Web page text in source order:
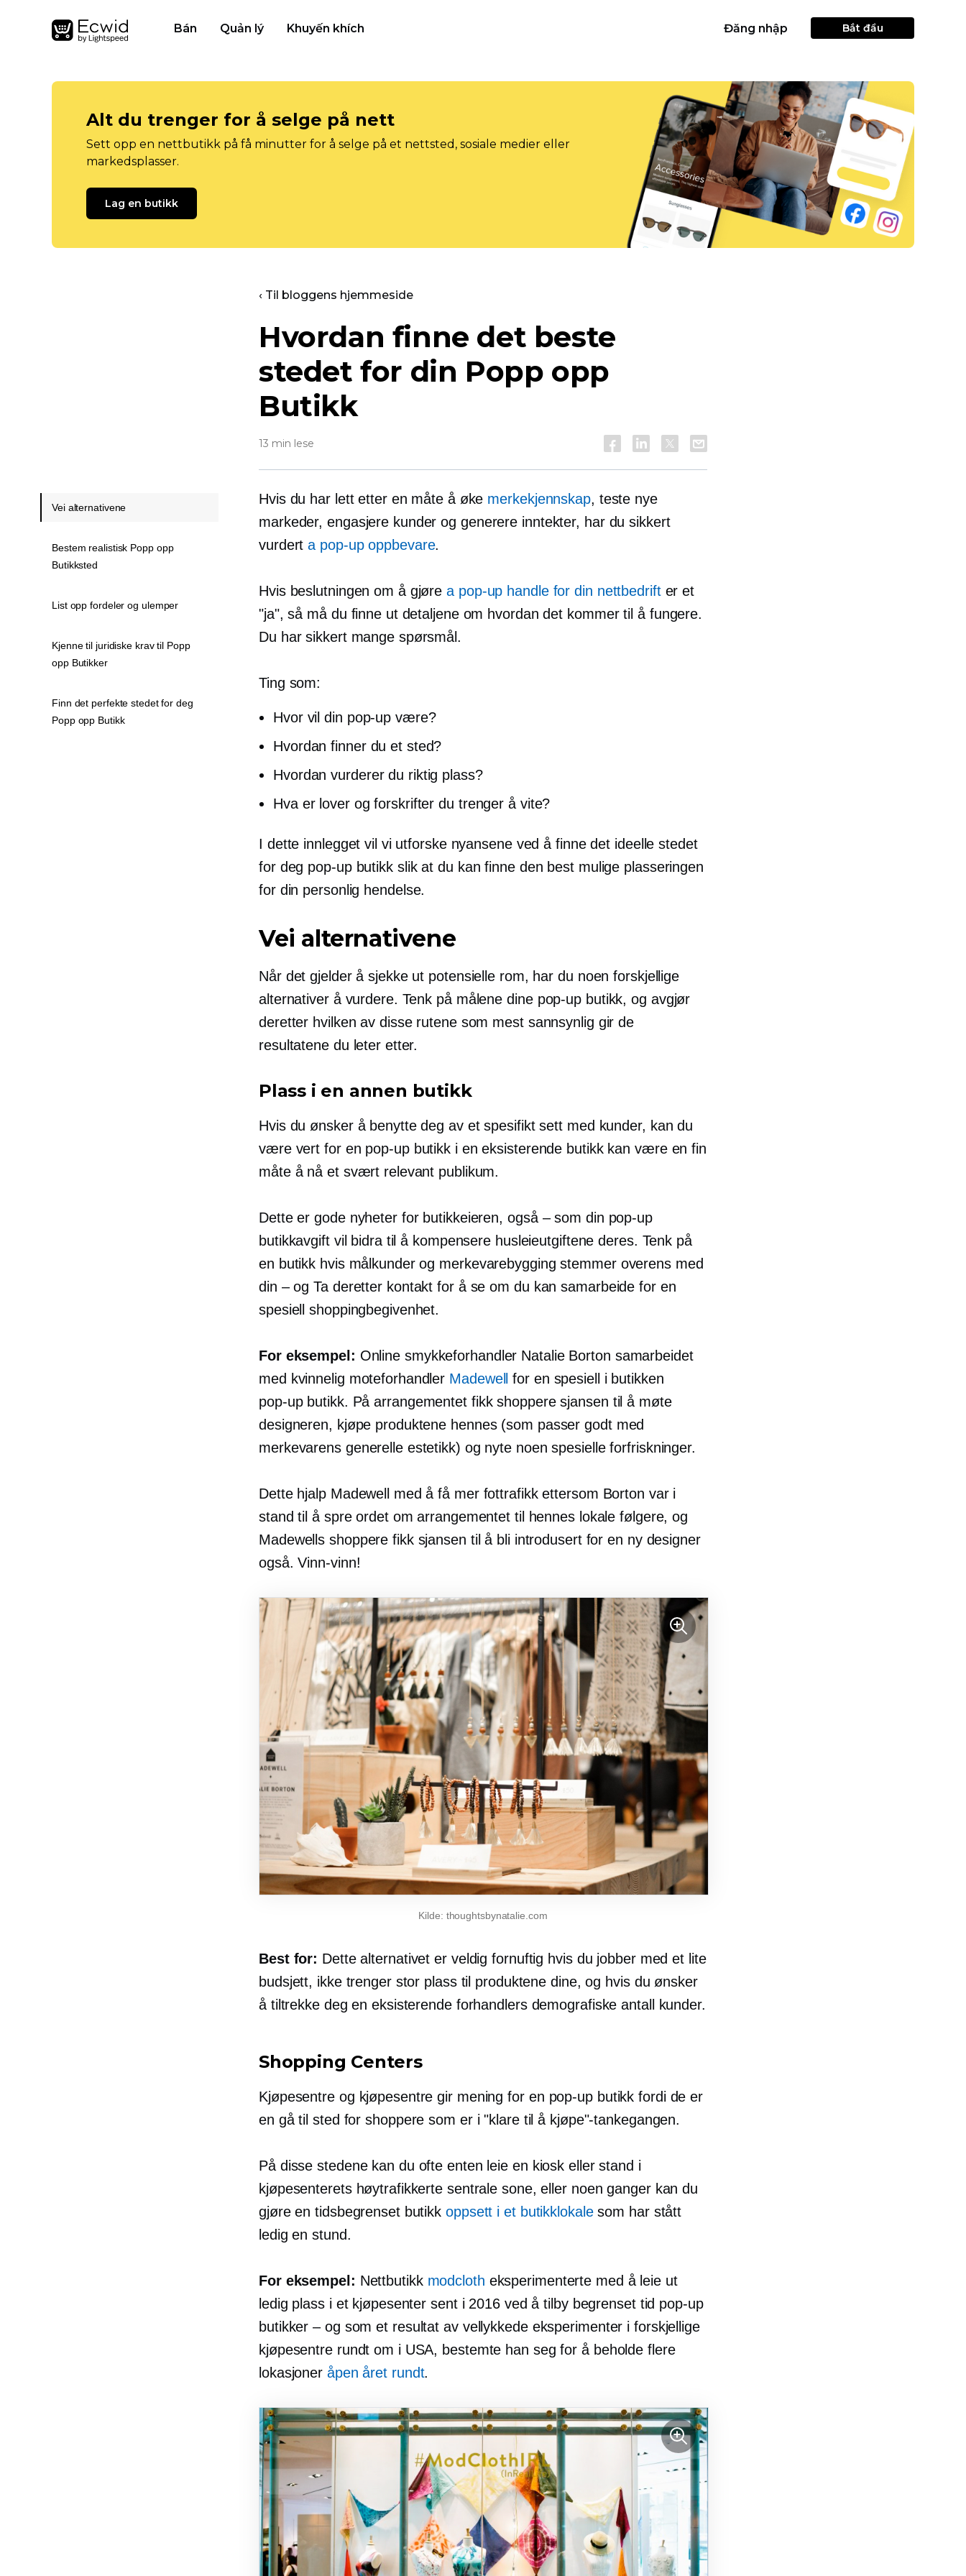
Bán Quản lý Khuyến khích Đăng nhập Bắt đầu
Alt du trenger for å selge på nett
Sett opp en nettbutikk på få minutter for å selge på et nettsted, sosiale medier eller
markedsplasser.
Lag en butikk
‹ Til bloggens hjemmeside
Hvordan finne det beste
stedet for din Popp opp
Butikk
13 min lese
Hvis du har lett etter en måte å øke merkekjennskap, teste nye
markeder, engasjere kunder og generere inntekter, har du sikkert
vurderta pop-upoppbevare.
Hvis beslutningen om å gjørea pop-up handle for din nettbedrifter et
"ja", så må du finne ut detaljene om hvordan det kommer til å fungere.
Du har sikkert mange spørsmål.
Ting som:
Hvor vil din pop-up være?
Hvordan finner du et sted?
Hvordan vurderer du riktig plass?
Hva er lover og forskrifter du trenger å vite?
I dette innlegget vil vi utforske nyansene ved å finne det ideelle stedet
for deg pop-upbutikk slik at du kan finne den best mulige plasseringen
for din personlig hendelse.
Vei alternativene
Når det gjelder å sjekke ut potensielle rom, har du noen forskjellige
alternativer å vurdere. Tenk på målene dine pop-up butikk, og avgjør
deretter hvilken av disse rutene som mest sannsynlig gir de
resultatene du leter etter.
Plass i en annen butikk
Hvis du ønsker å benytte deg av et spesifikt sett med kunder, kan du
være vert for en pop-upbutikk i en eksisterende butikk kan være en fin
måte å nå et svært relevant publikum.
Dette er gode nyheter for butikkeieren, også – som din pop-up
butikkavgift vil bidra til å kompensere husleieutgiftene deres. Tenk på
en butikk hvis målkunder og merkevarebygging stemmer overens med
din – og Ta deretter kontakt for å se om du kan samarbeide for en
spesiell shoppingbegivenhet.
For eksempel: Online smykkeforhandler Natalie Borton samarbeidet
med kvinnelig moteforhandler Madewell for en spesiell i butikken
pop-upbutikk. På arrangementet fikk shoppere sjansen til å møte
designeren, kjøpe produktene hennes (som passer godt med
merkevarens generelle estetikk) og nyte noen spesielle forfriskninger.
Dette hjalp Madewell med å få mer fottrafikk ettersom Borton var i
stand til å spre ordet om arrangementet til hennes lokale følgere, og
Madewells shoppere fikk sjansen til å bli introdusert for en ny designer
også.Vinn-vinn!
Kilde: thoughtsbynatalie.com
Best for: Dette alternativet er veldig fornuftig hvis du jobber med et lite
budsjett, ikke trenger stor plass til produktene dine, og hvis du ønsker
å tiltrekke deg en eksisterende forhandlers demografiske antall kunder.
Shopping Centers
Kjøpesentre og kjøpesentre gir mening for en pop-upbutikk fordi de er
en gå til sted for shoppere som er i "klare til å kjøpe"-tankegangen.
På disse stedene kan du ofte enten leie en kiosk eller stand i
kjøpesenterets høytrafikkerte sentrale sone, eller noen ganger kan du
gjøre en tidsbegrenset butikk oppsett i et butikklokalesom har stått
ledig en stund.
For eksempel: Nettbutikk modcloth eksperimenterte med å leie ut
ledig plass i et kjøpesenter sent i 2016 ved å tilby begrenset tid pop-up
butikker – og som et resultat av vellykkede eksperimenter i forskjellige
kjøpesentre rundt om i USA, bestemte han seg for å beholde flere
lokasjoner åpenåret rundt.
Vei alternativene
Bestem realistisk Popp opp
Butikksted
List opp fordeler og ulemper
Kjenne til juridiske krav til Popp
opp Butikker
Finn det perfekte stedet for deg
Popp opp Butikk